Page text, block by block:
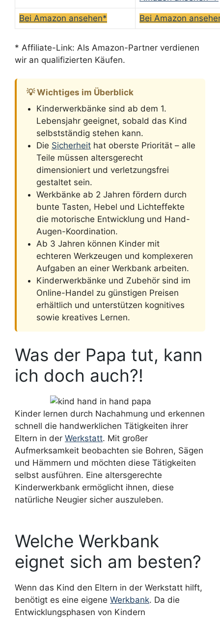
Bei Amazon ansehen* Bei Amazon
* Affiliate-Link: Als Amazon-Partner verdienen
wir an qualifizierten Käufen.
💡 Wichtiges im Überblick
Kinderwerkbänke sind ab dem 1.
Lebensjahr geeignet, sobald das Kind
selbstständig stehen kann.
Die Sicherheit hat oberste Priorität – alle
Teile müssen altersgerecht
dimensioniert und verletzungsfrei
gestaltet sein.
Werkbänke ab 2 Jahren fördern durch
bunte Tasten, Hebel und Lichteffekte
die motorische Entwicklung und Hand-
Augen-Koordination.
Ab 3 Jahren können Kinder mit
echteren Werkzeugen und komplexeren
Aufgaben an einer Werkbank arbeiten.
Kinderwerkbänke und Zubehör sind im
Online-Handel zu günstigen Preisen
erhältlich und unterstützen kognitives
sowie kreatives Lernen.
Was der Papa tut, kann
ich doch auch?!
Kinder lernen durch Nachahmung und erkennen
schnell die handwerklichen Tätigkeiten ihrer
Eltern in der Werkstatt. Mit großer
Aufmerksamkeit beobachten sie Bohren, Sägen
und Hämmern und möchten diese Tätigkeiten
selbst ausführen. Eine altersgerechte
Kinderwerkbank ermöglicht ihnen, diese
natürliche Neugier sicher auszuleben.
Welche Werkbank
eignet sich am besten?
Wenn das Kind den Eltern in der Werkstatt hilft,
benötigt es eine eigene Werkbank. Da die
Entwicklungsphasen von Kindern